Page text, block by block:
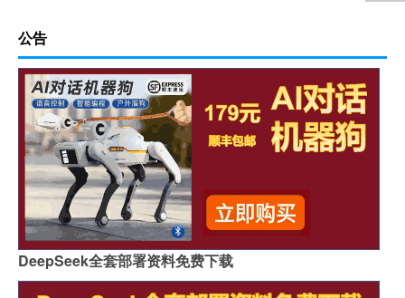
公告
DeepSeek全套部署资料免费下载